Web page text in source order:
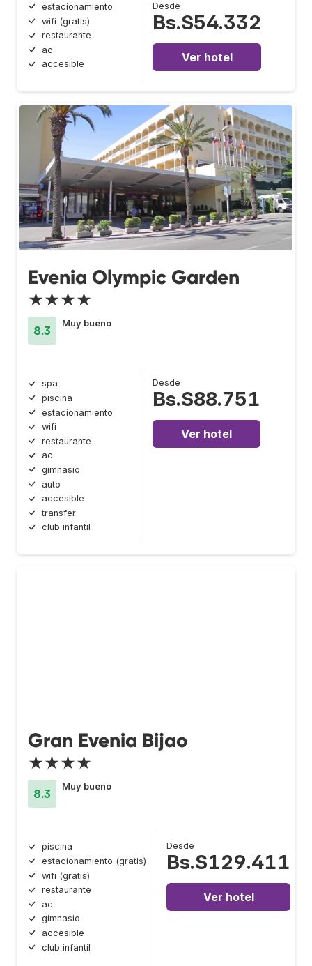
estacionamiento
wifi (gratis)
restaurante
ac
accesible
Desde
Bs.S54.332
Ver hotel
Evenia Olympic Garden
★★★★
8.3
Muy bueno
spa
piscina
estacionamiento
wifi
restaurante
ac
gimnasio
auto
accesible
transfer
club infantil
Desde
Bs.S88.751
Ver hotel
Gran Evenia Bijao
★★★★
8.3
Muy bueno
piscina
estacionamiento (gratis)
wifi (gratis)
restaurante
ac
gimnasio
accesible
club infantil
Desde
Bs.S129.411
Ver hotel